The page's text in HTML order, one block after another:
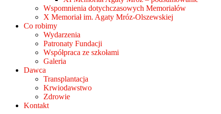
Wspomnienia dotychczasowych Memoriałów
X Memoriał im. Agaty Mróz-Olszewskiej
Co robimy
Wydarzenia
Patronaty Fundacji
Współpraca ze szkołami
Galeria
Dawca
Transplantacja
Krwiodawstwo
Zdrowie
Kontakt